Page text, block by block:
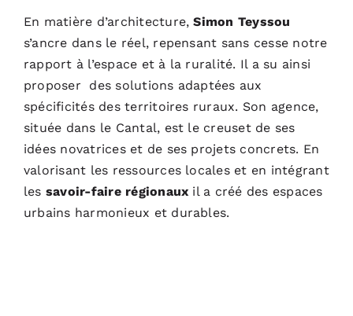
En matière d’architecture,Simon Teyssou
s’ancre dans le réel, repensant sans cesse notre
rapport à l’espace et à la ruralité. Il a su ainsi
proposer des solutions adaptées aux
spécificités des territoires ruraux. Son agence,
située dans le Cantal, est le creuset de ses
idées novatrices et de ses projets concrets. En
valorisant les ressources locales et en intégrant
les savoir-faire régionaux il a créé des espaces
urbains harmonieux et durables.